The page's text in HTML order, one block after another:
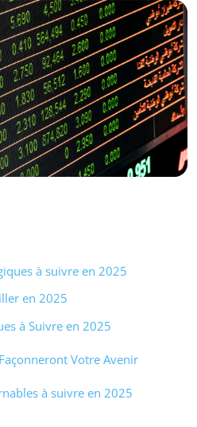
à suivre en 2025
en 2025
à Suivre en 2025
Votre Avenir
à suivre en 2025